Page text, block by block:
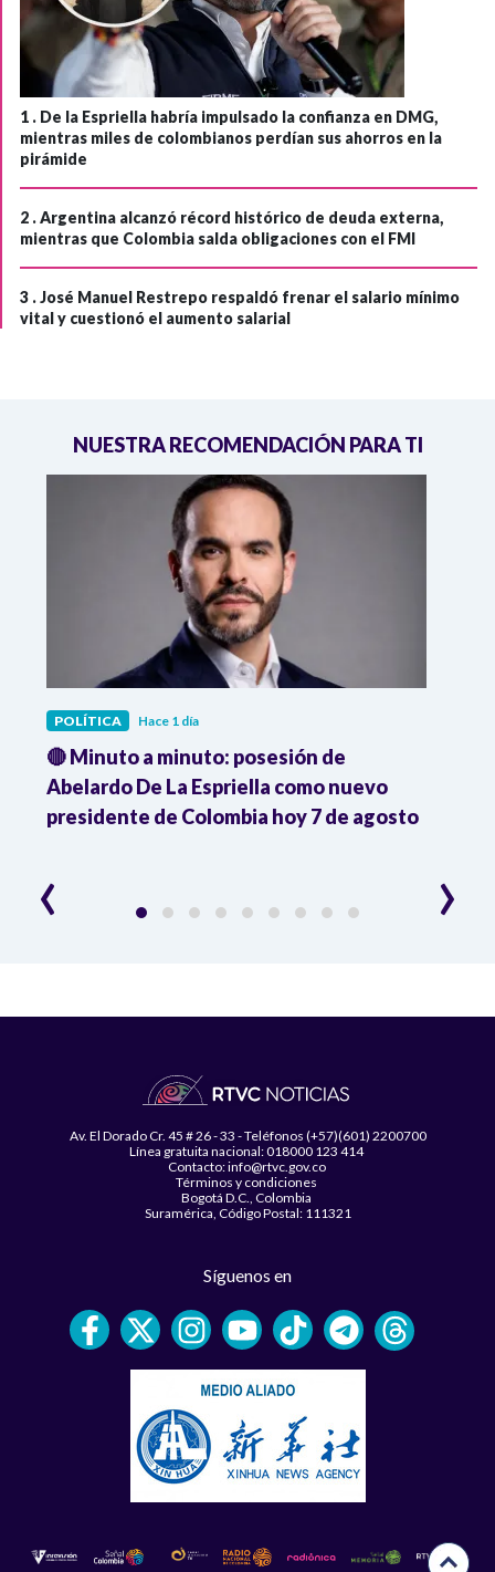
1 . De la Espriella habría impulsado la confianza en DMG,
mientras miles de colombianos perdían sus ahorros en la
pirámide
2 .Argentina alcanzó récord histórico de deuda externa,
mientras que Colombia salda obligaciones con el FMI
3 .José Manuel Restrepo respaldó frenar el salario mínimo
vital y cuestionó el aumento salarial
NUESTRA RECOMENDACIÓN PARA TI
POLÍTICA Hace 1 día
🔴 Minuto a minuto: posesión de
Abelardo De La Espriella como nuevo
presidente de Colombia hoy 7 de agosto
‹ ›
Av. El Dorado Cr. 45 # 26 - 33 - Teléfonos (+57)(601) 2200700
Línea gratuita nacional: 018000 123 414
Contacto: info@rtvc.gov.co
Términos y condiciones
Bogotá D.C., Colombia
Suramérica, Código Postal: 111321
Síguenos en